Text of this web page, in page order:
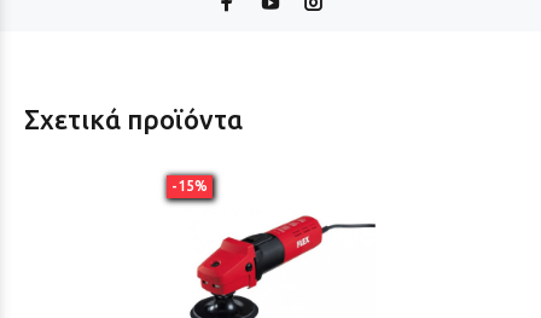
Σχετικά προϊόντα
-15%